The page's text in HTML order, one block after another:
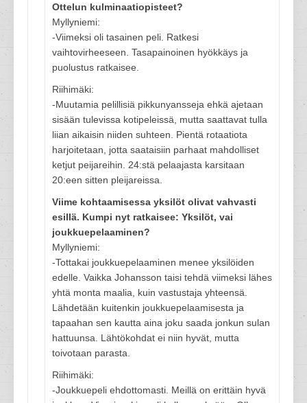
Ottelun kulminaatiopisteet?
Myllyniemi:
-Viimeksi oli tasainen peli. Ratkesi
vaihtovirheeseen. Tasapainoinen hyökkäys ja
puolustus ratkaisee.
Riihimäki:
-Muutamia pelillisiä pikkunyansseja ehkä ajetaan
sisään tulevissa kotipeleissä, mutta saattavat tulla
liian aikaisin niiden suhteen. Pientä rotaatiota
harjoitetaan, jotta saataisiin parhaat mahdolliset
ketjut peijareihin. 24:stä pelaajasta karsitaan
20:een sitten pleijareissa.
Viime kohtaamisessa yksilöt olivat vahvasti
esillä. Kumpi nyt ratkaisee: Yksilöt, vai
joukkuepelaaminen?
Myllyniemi:
-Tottakai joukkuepelaaminen menee yksilöiden
edelle. Vaikka Johansson taisi tehdä viimeksi lähes
yhtä monta maalia, kuin vastustaja yhteensä.
Lähdetään kuitenkin joukkuepelaamisesta ja
tapaahan sen kautta aina joku saada jonkun sulan
hattuunsa. Lähtökohdat ei niin hyvät, mutta
toivotaan parasta.
Riihimäki:
-Joukkuepeli ehdottomasti. Meillä on erittäin hyvä